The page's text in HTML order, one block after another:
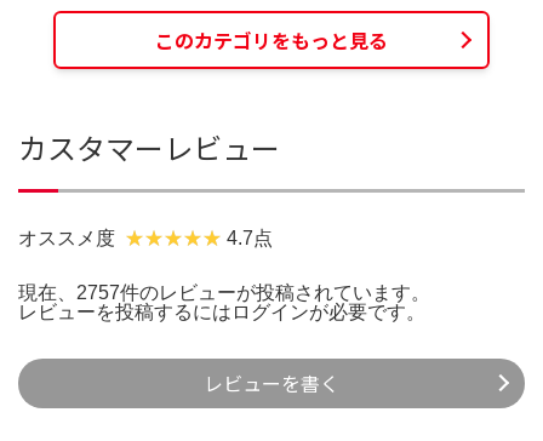
このカテゴリをもっと見る
カスタマーレビュー
オススメ度 4.7点
現在、2757件のレビューが投稿されています。
レビューを投稿するには ログインが必要です。
レビューを書く